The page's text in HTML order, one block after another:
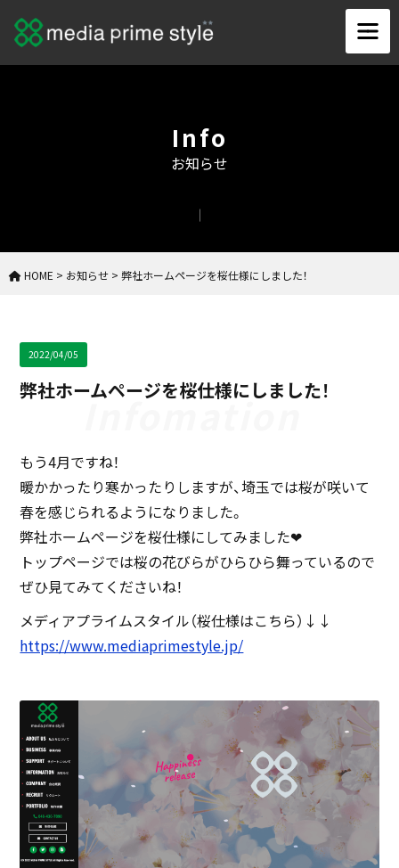
Info
お知らせ
HOME > お知らせ > 弊社ホームページを桜仕様にしました！
2022/04/05
弊社ホームページを桜仕様にしました！
もう4月ですね！
暖かかったり寒かったりしますが、埼玉では桜が咲いて
春を感じられるようになりました。
弊社ホームページを桜仕様にしてみました❤︎
トップページでは桜の花びらがひらひら舞っているので
ぜひ見てみてくださいね！
メディアプライムスタイル（桜仕様はこちら）↓↓
https://www.mediaprimestyle.jp/